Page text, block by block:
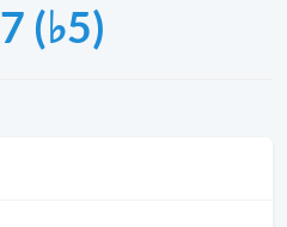
7 (♭5)